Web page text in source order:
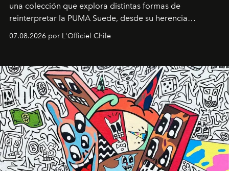
una colección que explora distintas formas de
reinterpretar la PUMA Suede, desde su herencia
diseño y el universo outdoor.
07.08.2026 por L'Officiel Chile